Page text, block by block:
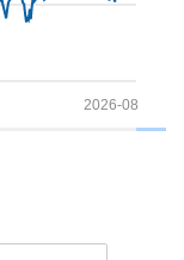
2026-08